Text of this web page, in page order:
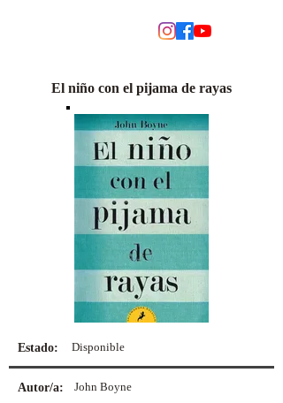
El niño con el pijama de rayas
Estado: Disponible
Autor/a:
John Boyne